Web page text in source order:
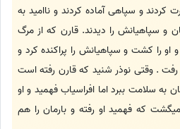
و سپاهی آماده کردند و ناامید به
و سپاهیانش را دیدند. قارن که از مرگ
او را کشت و سپاهیانش را پراکنده کرد و
. وقتی نوذر شنید که قارن رفته است
به سلامت ببرد اما افراسیاب فهمید و او
میگشت که فهمید او رفته و بارمان را هم